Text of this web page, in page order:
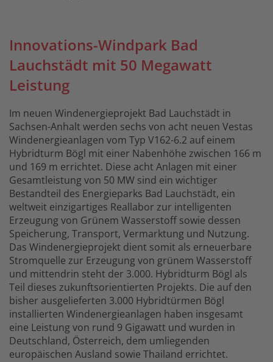
Innovations-Windpark Bad
Lauchstädt mit 50 Megawatt
Leistung
Im neuen Windenergieprojekt Bad Lauchstädt in
Sachsen-Anhalt werden sechs von acht neuen Vestas
Windenergieanlagen vom Typ V162-6.2 auf einem
Hybridturm Bögl mit einer Nabenhöhe zwischen 166 m
und 169 m errichtet. Diese acht Anlagen mit einer
Gesamtleistung von 50 MW sind ein wichtiger
Bestandteil des Energieparks Bad Lauchstädt, ein
weltweit einzigartiges Reallabor zur intelligenten
Erzeugung von Grünem Wasserstoff sowie dessen
Speicherung, Transport, Vermarktung und Nutzung.
Das Windenergieprojekt dient somit als erneuerbare
Stromquelle zur Erzeugung von grünem Wasserstoff
und mittendrin steht der 3.000. Hybridturm Bögl als
Teil dieses zukunftsorientierten Projekts. Die auf den
bisher ausgelieferten 3.000 Hybridtürmen Bögl
installierten Windenergieanlagen haben insgesamt
eine Leistung von rund 9 Gigawatt und wurden in
Deutschland, Österreich, dem umliegenden
europäischen Ausland sowie Thailand errichtet.